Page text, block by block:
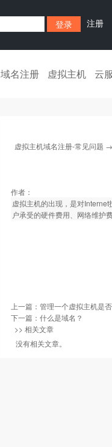
注册
域名注册 虚拟主机 云
虚拟主机域名注册-常见问题
作者：
虚拟主机的出现，是对
户承受的硬件费用、网络维护
上一篇： 管理一个虚拟主机是
下一篇： 什么是域名？
>> 相关文章
没有相关文章。